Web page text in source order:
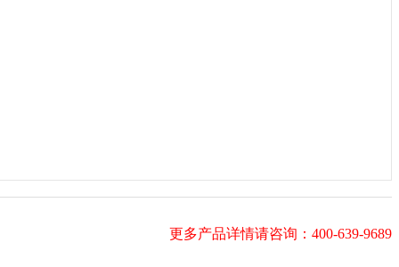
更多产品详情请咨询：400-639-9689